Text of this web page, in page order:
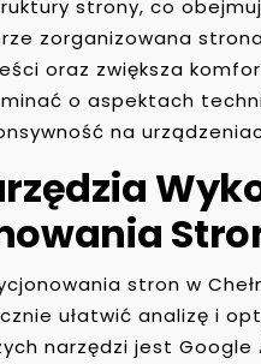
strony, co
zorganizowana
oraz zwiększa
o aspektach
na
stron w
ułatwić analizę i
narzędzi jest